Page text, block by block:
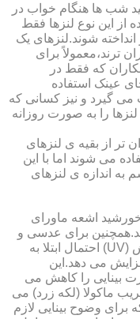
شب ها هنگام خواب در
از این نوع لنزها فقط
شوند.لنزهای یک
ترند،معمولاً برای
که فقط در
عینک استفاده
گیرد و نیز کسانی که
را به صورت روزانه
تر از بقیه ی لنزهای
می شوند اما با این
به اندازه ی لنزهای
اشعه ماورای
برای عدسی و
قرنیه چشم مضراست.اشعه ماورای بنفش (UV) احتمال ابتلا به
می دهد.این
بینایی را کاهش می
ماکولا (لکه زرد) می
وضوح بینایی لازم